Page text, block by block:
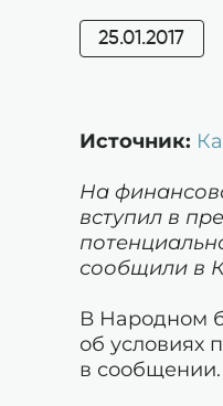
25.01.2017
Источник:
На
вступил в
сообщили в
В Народном
об условиях
в сообщении.